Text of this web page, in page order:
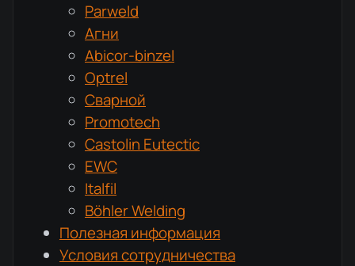
Parweld
Агни
Abicor-binzel
Optrel
Сварной
Promotech
Castolin Eutectic
EWC
Italfil
Böhler Welding
Полезная информация
Условия сотрудничества